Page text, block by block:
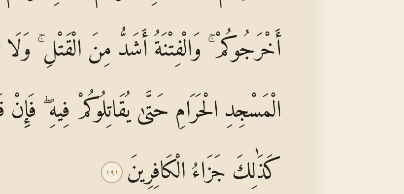
أَخْرَجُوكُمْ ۚ وَالْفِتْنَةُ أَشَدُّ مِنَ الْقَتْلِ ۚ وَلَا
الْمَسْجِدِ الْحَرَامِ حَتَّىٰ يُقَاتِلُوكُمْ فِيهِ ۖ فَإِنْ
كَذَٰلِكَ جَزَاءُ الْكَافِرِينَ ١٩١